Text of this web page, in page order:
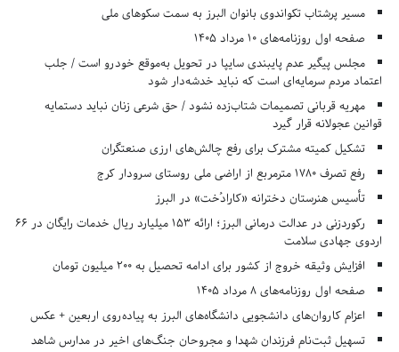
مسیر پرشتاب تکواندوی بانوان البرز به سمت سکوهای ملی
صفحه اول روزنامه‌های 10 مرداد 1405
مجلس پیگیر عدم پایبندی سایپا در تحویل به‌موقع خودرو است / جلب
اعتماد مردم سرمایه‌ای است که نباید خدشه‌دار شود
مهریه قربانی تصمیمات شتاب‌زده نشود / حق شرعی زنان نباید دستمایه
قوانین عجولانه قرار گیرد
تشکیل کمیته مشترک برای رفع چالش‌های ارزی صنعتگران
رفع تصرف ۱۷۸۰ مترمربع از اراضی ملی روستای سرودار کرج
تأسیس هنرستان دخترانه «کارادُخت» در البرز
رکوردزنی در عدالت درمانی البرز؛ ارائه ۱۵۳ میلیارد ریال خدمات رایگان در ۶۶
اردوی جهادی سلامت
افزایش وثیقه خروج از کشور برای ادامه تحصیل به ۲۰۰ میلیون تومان
صفحه اول روزنامه‌های 8 مرداد 1405
اعزام کاروان‌های دانشجویی دانشگاه‌های البرز به پیاده‌روی اربعین + عکس
تسهیل ثبت‌نام فرزندان شهدا و مجروحان جنگ‌های اخیر در مدارس شاهد